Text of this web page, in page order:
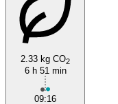
2.33 kg CO2
6 h 51 min
09:16